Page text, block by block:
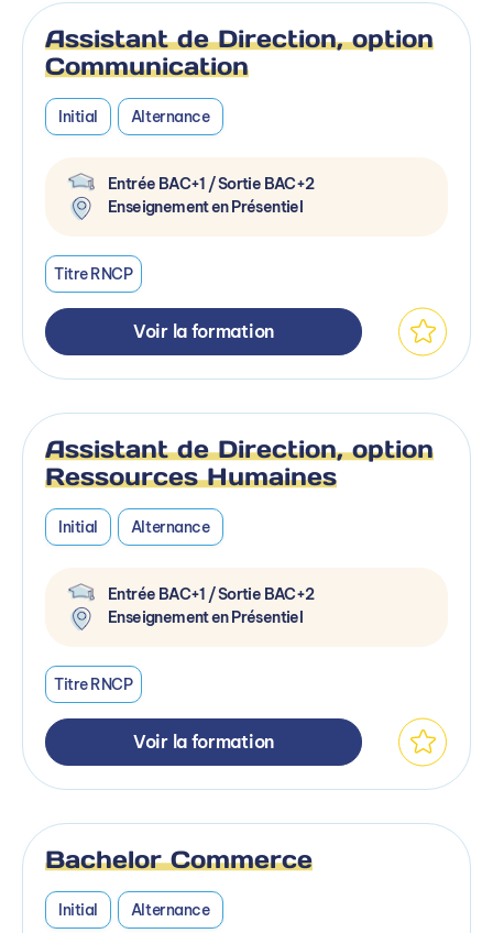
Assistant de Direction, option
Communication
Initial Alternance
Entrée BAC+1 / Sortie BAC+2
Enseignement en Présentiel
Titre RNCP
Voir la formation
Assistant de Direction, option
Ressources Humaines
Initial Alternance
Entrée BAC+1 / Sortie BAC+2
Enseignement en Présentiel
Titre RNCP
Voir la formation
Bachelor Commerce
Initial Alternance